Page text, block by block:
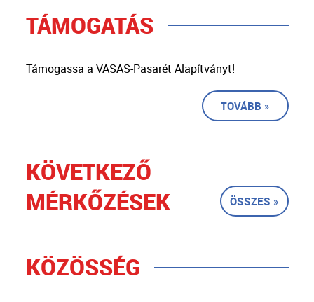
TÁMOGATÁS
Támogassa a VASAS-Pasarét Alapítványt!
TOVÁBB »
KÖVETKEZŐ
MÉRKŐZÉSEK
ÖSSZES »
KÖZÖSSÉG